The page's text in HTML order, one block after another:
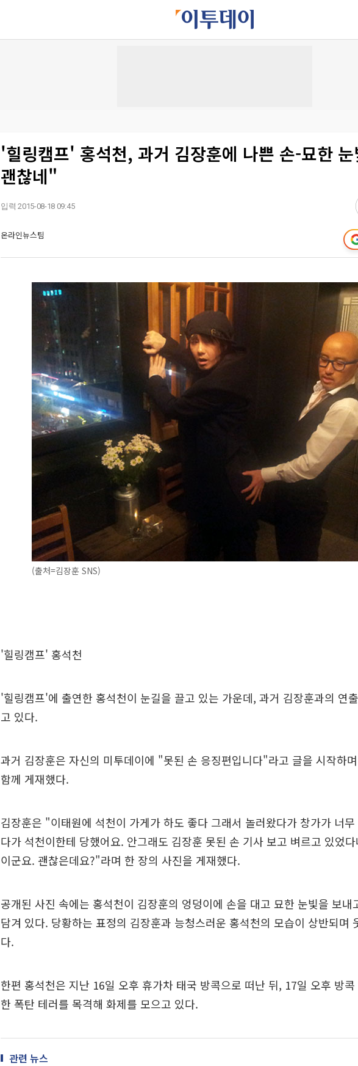
'힐링캠프' 홍석천, 과거 김장훈에 나쁜 손-묘한
괜찮네"
입력 2015-08-18 09:45
온라인뉴스팀
(출처=김장훈 SNS)
'힐링캠프' 홍석천
'힐링캠프'에 출연한 홍석천이 눈길을 끌고 있는 가운데, 과거 김장훈과의 연
고 있다.
과거 김장훈은 자신의 미투데이에 "못된 손 응징편입니다"라고 글을 시작하
함께 게재했다.
김장훈은 "이태원에 석천이 가게가 하도 좋다 그래서 놀러왔다가 창가가 너
다가 석천이한테 당했어요. 안그래도 김장훈 못된 손 기사 보고 벼르고 있었
이군요. 괜찮은데요?"라며 한 장의 사진을 게재했다.
공개된 사진 속에는 홍석천이 김장훈의 엉덩이에 손을 대고 묘한 눈빛을 보내
담겨 있다. 당황하는 표정의 김장훈과 능청스러운 홍석천의 모습이 상반되며
다.
한편 홍석천은 지난 16일 오후 휴가차 태국 방콕으로 떠난 뒤, 17일 오후 방
한 폭탄 테러를 목격해 화제를 모으고 있다.
관련 뉴스